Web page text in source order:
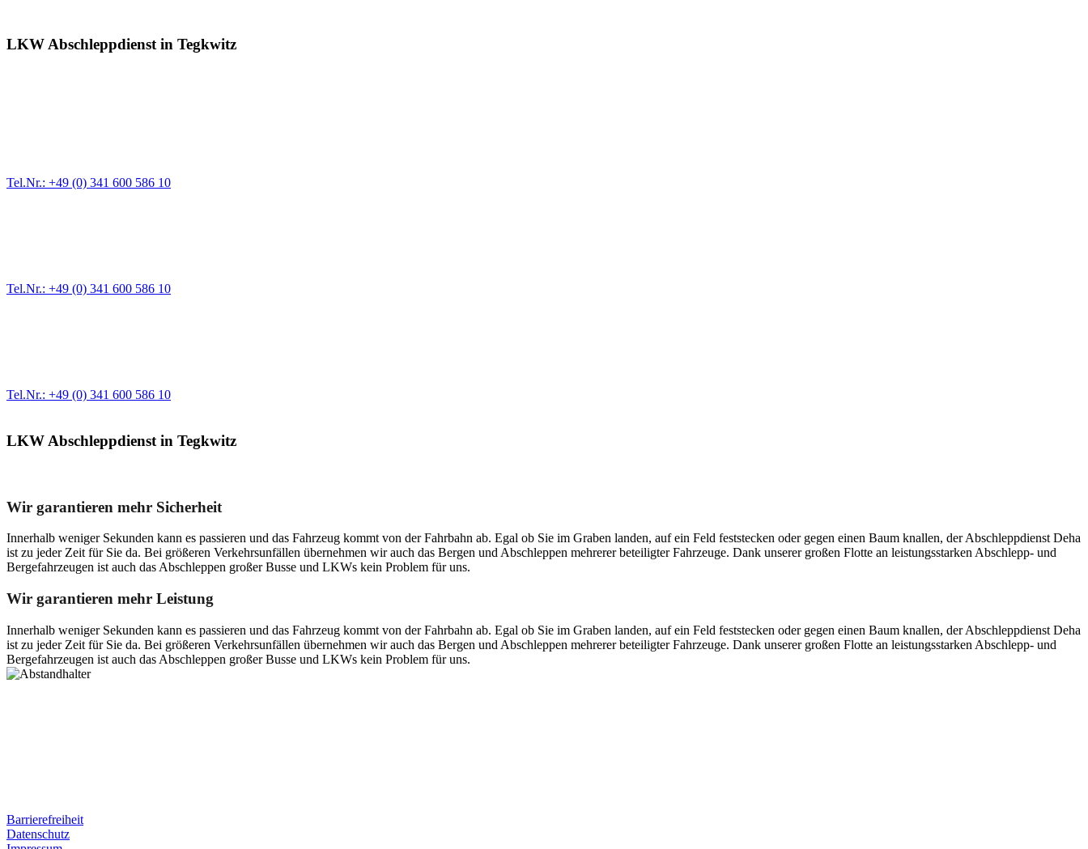
LKW Abschleppdienst in Tegkwitz
Tel.Nr.: +49 (0) 341 600 586 10
Tel.Nr.: +49 (0) 341 600 586 10
Tel.Nr.: +49 (0) 341 600 586 10
LKW Abschleppdienst in Tegkwitz
Wir garantieren mehr Sicherheit
Innerhalb weniger Sekunden kann es passieren und das Fahrzeug kommt von der Fahrbahn ab. Egal ob Sie im Graben landen, auf ein Feld feststecken oder gegen einen Baum knallen, der Abschleppdienst Deha
ist zu jeder Zeit für Sie da. Bei größeren Verkehrsunfällen übernehmen wir auch das Bergen und Abschleppen mehrerer beteiligter Fahrzeuge. Dank unserer großen Flotte an leistungsstarken Abschlepp- und
Bergefahrzeugen ist auch das Abschleppen großer Busse und LKWs kein Problem für uns.
Wir garantieren mehr Leistung
Innerhalb weniger Sekunden kann es passieren und das Fahrzeug kommt von der Fahrbahn ab. Egal ob Sie im Graben landen, auf ein Feld feststecken oder gegen einen Baum knallen, der Abschleppdienst Deha
ist zu jeder Zeit für Sie da. Bei größeren Verkehrsunfällen übernehmen wir auch das Bergen und Abschleppen mehrerer beteiligter Fahrzeuge. Dank unserer großen Flotte an leistungsstarken Abschlepp- und
Bergefahrzeugen ist auch das Abschleppen großer Busse und LKWs kein Problem für uns.
Barrierefreiheit
Datenschutz